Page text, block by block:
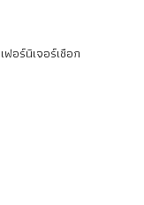
เฟอร์นิเจอร์เชือก